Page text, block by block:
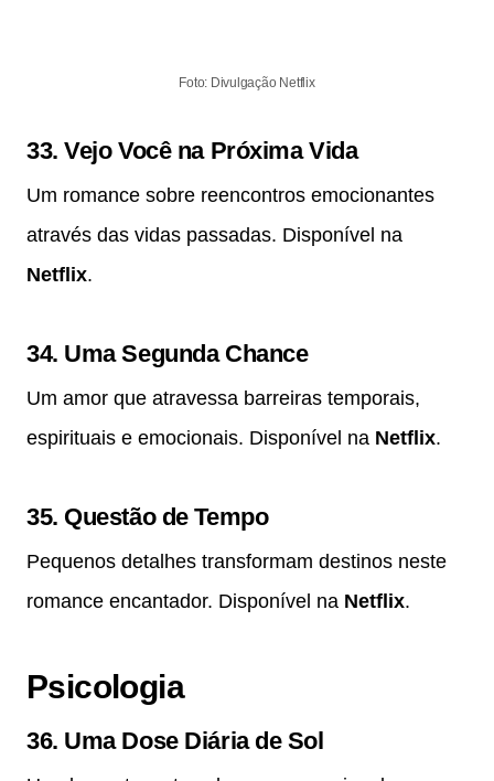
Foto: Divulgação Netflix
33.Vejo Você na Próxima Vida
Um romance sobre reencontros emocionantes
através das vidas passadas. Disponível na
Netflix.
34. Uma Segunda Chance
Um amor que atravessa barreiras temporais,
espirituais e emocionais. Disponível na Netflix.
35. Questão de Tempo
Pequenos detalhes transformam destinos neste
romance encantador. Disponível na Netflix.
Psicologia
36. Uma Dose Diária de Sol